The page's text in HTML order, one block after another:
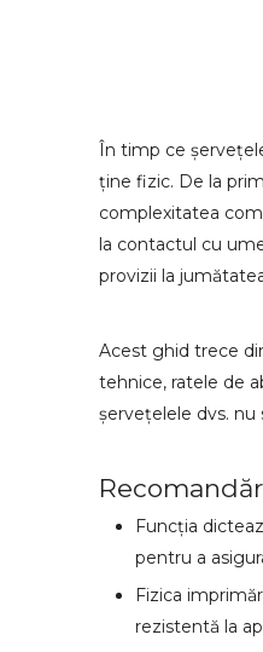
În timp ce
ține fizic. De la
complexitatea
la contactul cu
provizii la
Acest ghid trece
tehnice, ratele de
șervețelele dvs.
Funcția
pentru a
Fizica
rezistentă la